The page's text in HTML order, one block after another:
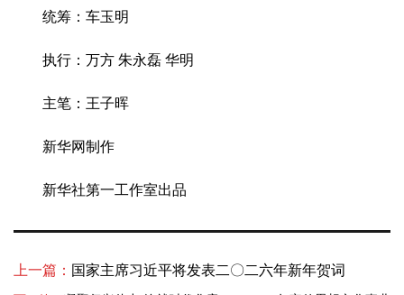
统筹：车玉明
执行：万方 朱永磊 华明
主笔：王子晖
新华网制作
新华社第一工作室出品
上一篇： 国家主席习近平将发表二〇二六年新年贺词